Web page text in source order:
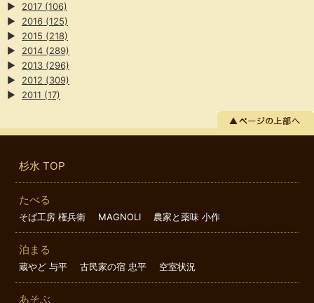
▶
2017 (106)
▶
2016 (125)
▶
2015 (218)
▶
2014 (289)
▶
2013 (296)
▶
2012 (309)
▶
2011 (17)
杉水 TOP
たべる
そば工房 権兵衛 MAGNOLI 農家と薬味 小作
泊まる
蔵やど 与平 古民家の宿 忠平 空室状況
あそぶ